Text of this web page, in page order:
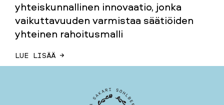
yhteiskunnallinen innovaatio, jonka
vaikuttavuuden varmistaa säätiöiden
yhteinen rahoitusmalli
LUE LISÄÄ →